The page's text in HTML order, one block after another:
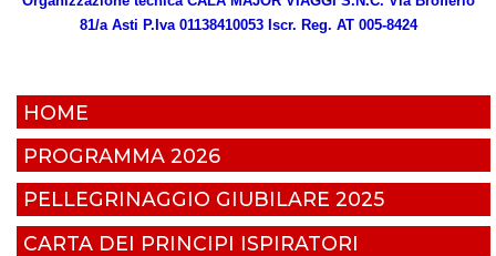
81/a Asti P.Iva 01138410053 Iscr. Reg. AT 005-8424
HOME
PROGRAMMA 2026
PELLEGRINAGGIO GIUBILARE 2025
CARTA DEI PRINCIPI ISPIRATORI